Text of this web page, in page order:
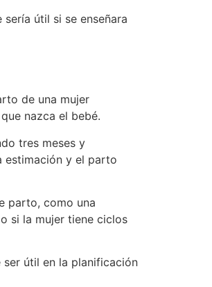
útil si se enseñara
de una mujer
nazca el bebé.
tres meses y
estimación y el parto
parto, como una
si la mujer tiene ciclos
ser útil en la planificación